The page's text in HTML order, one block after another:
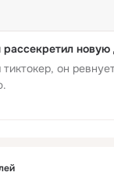
тиктокер, он